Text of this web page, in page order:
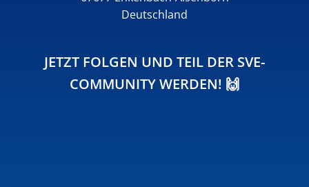
Deutschland
JETZT FOLGEN UND TEIL DER SVE-
COMMUNITY WERDEN! 🙌